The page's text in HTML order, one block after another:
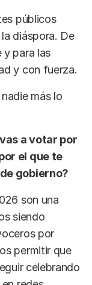
públicos
diáspora. De
y para las
y con fuerza.
más lo
a votar por
el que te
gobierno?
son una
siendo
por
permitir que
celebrando